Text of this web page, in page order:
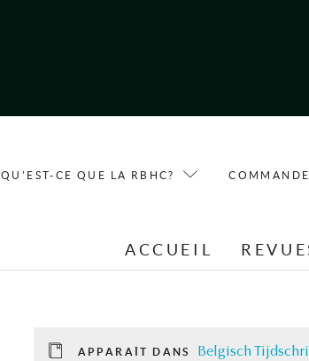
QU'EST-CE QUE LA RBHC?
ACCUEIL
APPARAÎT DANS Belgisch